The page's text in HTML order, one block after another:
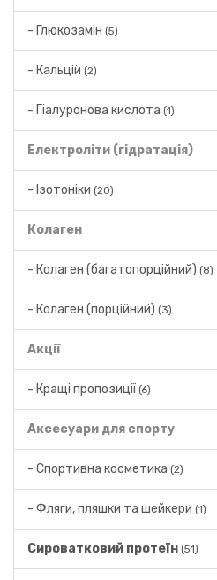
- Глюкозамін (5)
- Кальцій (2)
- Гіалуронова кислота (1)
Електроліти (гідратація)
- Ізотоніки (20)
Колаген
- Колаген (багатопорційний) (8)
- Колаген (порційний) (3)
Акції
- Кращі пропозиції (6)
Аксесуари для спорту
- Спортивна косметика (2)
- Фляги, пляшки та шейкери (1)
Сироватковий протеїн (51)